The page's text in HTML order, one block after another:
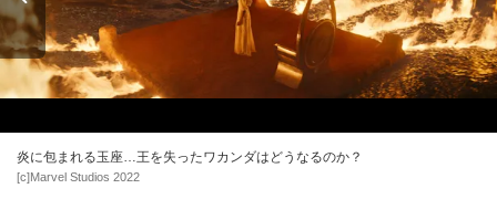
炎に包まれる玉座…王を失ったワカンダはどうなるのか？
[c]Marvel Studios 2022